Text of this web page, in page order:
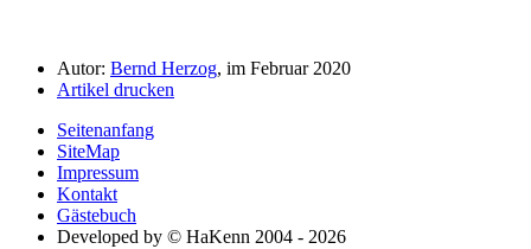
Autor: Bernd Herzog, im Februar 2020
Artikel drucken
Seitenanfang
SiteMap
Impressum
Kontakt
Gästebuch
Developed by © HaKenn 2004 - 2026